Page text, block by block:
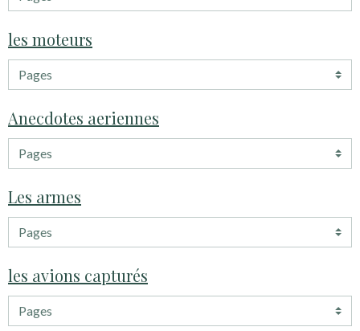
les moteurs
Anecdotes aeriennes
Les armes
les avions capturés